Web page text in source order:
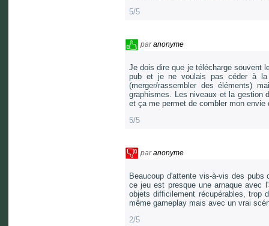
5/5
paranonyme
Je dois dire que je télécharge souvent
pub et je ne voulais pas céder à
(merger/rassembler des éléments)
graphismes. Les niveaux et la gestion
et ça me permet de combler mon
5/5
paranonyme
Beaucoup d'attente vis-à-vis des
ce jeu est presque une arnaque avec
objets difficilement récupérables, trop
même gameplay mais avec un vrai
2/5